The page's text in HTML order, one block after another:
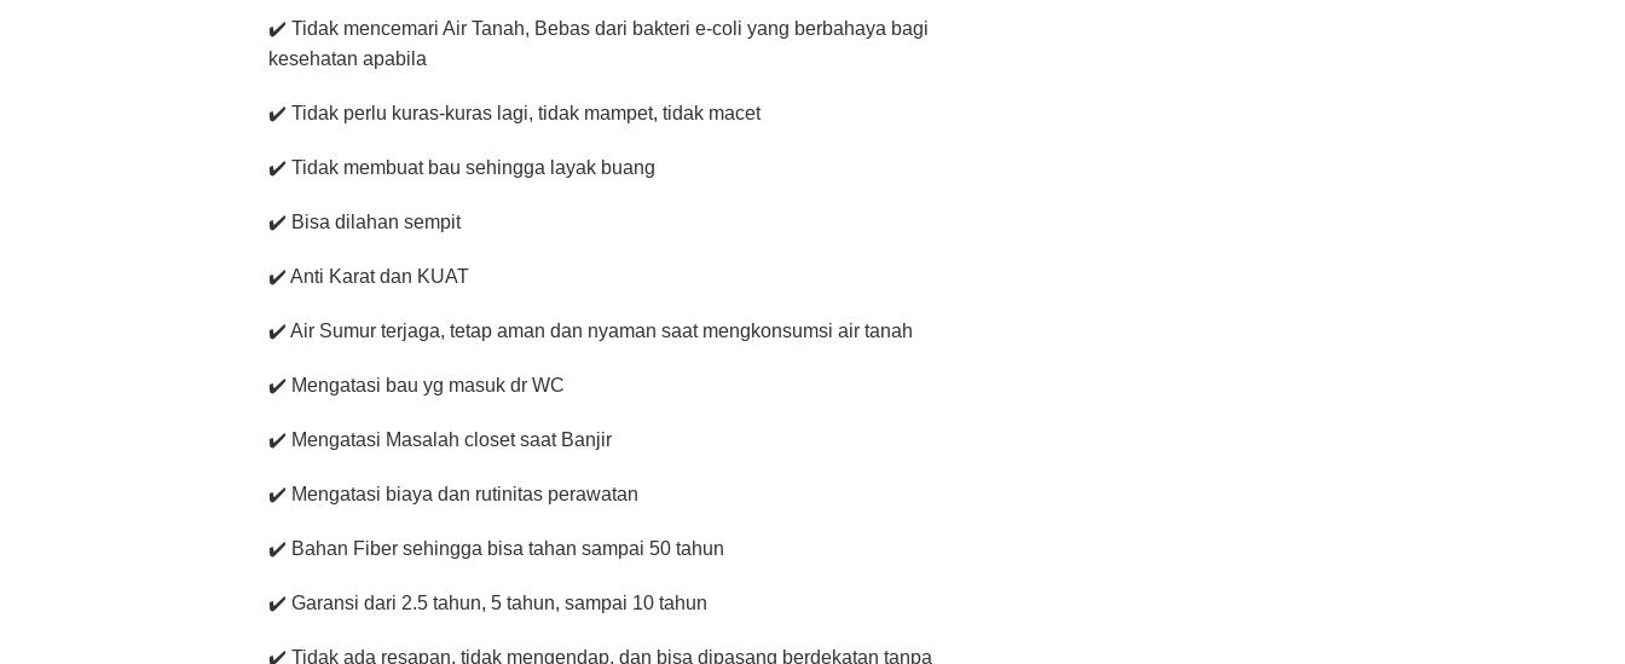
✔️ Tidak mencemari Air Tanah, Bebas dari bakteri e-coli yang berbahaya bagi
kesehatan apabila
✔️ Tidak perlu kuras-kuras lagi, tidak mampet, tidak macet
✔️ Tidak membuat bau sehingga layak buang
✔️ Bisa dilahan sempit
✔️ Anti Karat dan KUAT
✔️ Air Sumur terjaga, tetap aman dan nyaman saat mengkonsumsi air tanah
✔️ Mengatasi bau yg masuk dr WC
✔️ Mengatasi Masalah closet saat Banjir
✔️ Mengatasi biaya dan rutinitas perawatan
✔️ Bahan Fiber sehingga bisa tahan sampai 50 tahun
✔️ Garansi dari 2.5 tahun, 5 tahun, sampai 10 tahun
✔️ Tidak ada resapan, tidak mengendap, dan bisa dipasang berdekatan tanpa